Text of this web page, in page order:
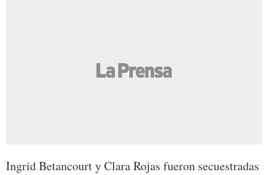
Ingrid Betancourt y Clara Rojas fueron secuestradas